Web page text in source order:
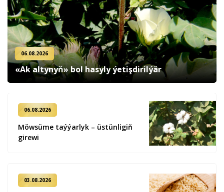
06.08.2026
«Ak altynyň» bol hasyly ýetişdirilýär
06.08.2026
Möwsüme taýýarlyk – üstünligiň
girewi
03.08.2026